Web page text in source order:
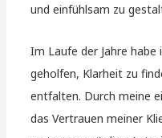
und einfühlsam zu
Im Laufe der Jahre habe
geholfen, Klarheit zu
entfalten. Durch meine
das Vertrauen meiner